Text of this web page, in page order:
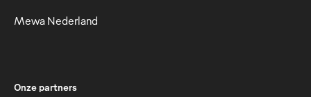
Mewa Nederland
Onze partners